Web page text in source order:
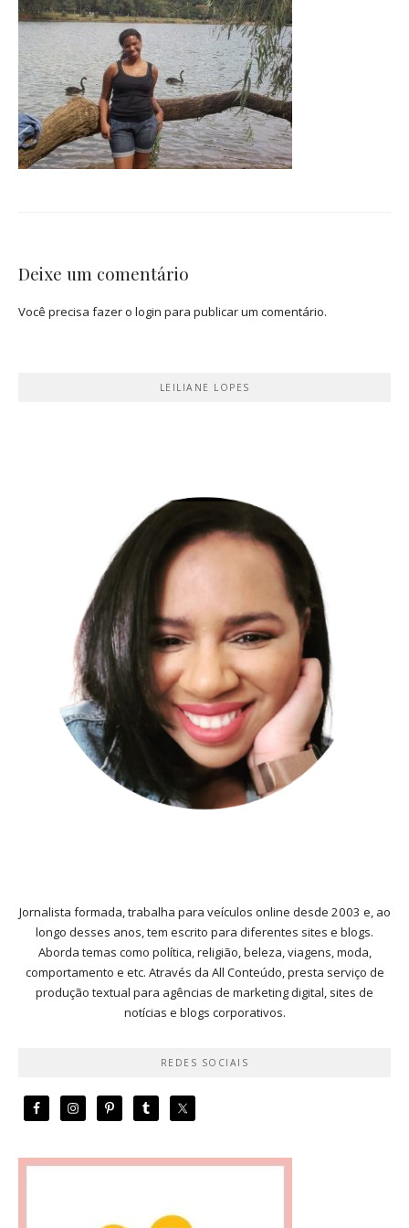
Deixe um comentário
Você precisa fazer o login para publicar um comentário.
LEILIANE LOPES
Jornalista formada, trabalha para veículos online desde 2003 e, ao
longo desses anos, tem escrito para diferentes sites e blogs.
Aborda temas como política, religião, beleza, viagens, moda,
comportamento e etc. Através da All Conteúdo, presta serviço de
produção textual para agências de marketing digital, sites de
notícias e blogs corporativos.
REDES SOCIAIS